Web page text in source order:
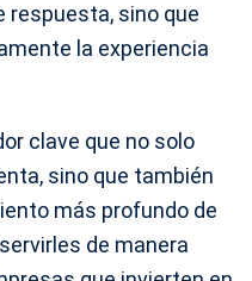
respuesta, sino que
la experiencia
clave que no solo
sino que también
más profundo de
de manera